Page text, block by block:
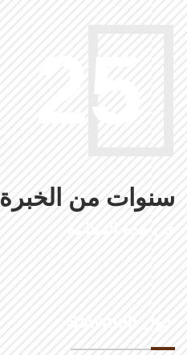
25
سنوات من الخبرة
في هذه الصناعة
حول Sawmall